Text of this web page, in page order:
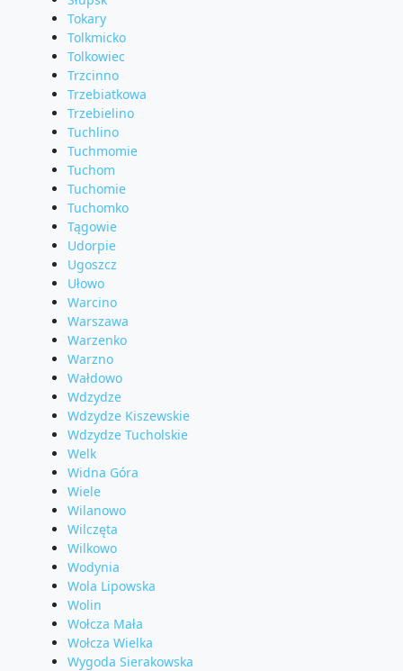
Tokary
Tolkmicko
Tolkowiec
Trzcinno
Trzebiatkowa
Trzebielino
Tuchlino
Tuchmomie
Tuchom
Tuchomie
Tuchomko
Tągowie
Udorpie
Ugoszcz
Ułowo
Warcino
Warszawa
Warzenko
Warzno
Wałdowo
Wdzydze
Wdzydze Kiszewskie
Wdzydze Tucholskie
Welk
Widna Góra
Wiele
Wilanowo
Wilczęta
Wilkowo
Wodynia
Wola Lipowska
Wolin
Wołcza Mała
Wołcza Wielka
Wygoda Sierakowska